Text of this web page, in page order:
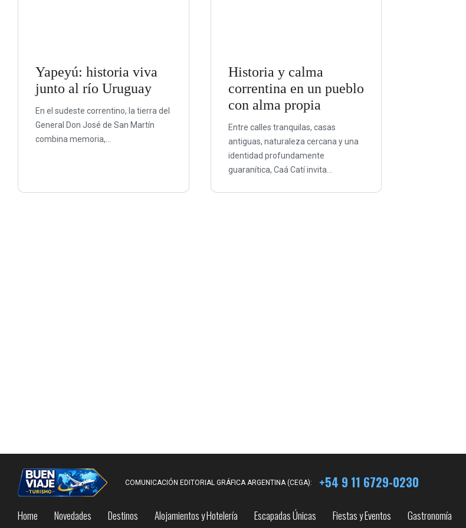
Yapeyú: historia viva
junto al río Uruguay
En el sudeste correntino, la tierra del
General Don José de San Martín
combina memoria,...
Historia y calma
correntina en un pueblo
con alma propia
Entre calles tranquilas, casas
antiguas, naturaleza cercana y una
identidad profundamente
guaranítica, Caá Catí invita...
COMUNICACIÓN EDITORIAL GRÁFICA ARGENTINA (CEGA): +54 9 11 6729-0230
Home Novedades Destinos Alojamientos y Hotelería Escapadas Únicas Fiestas y Eventos Gastronomía